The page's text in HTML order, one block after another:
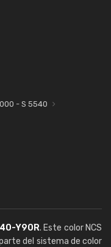
- S 5540
Y90R. Este color NCS
del sistema de color